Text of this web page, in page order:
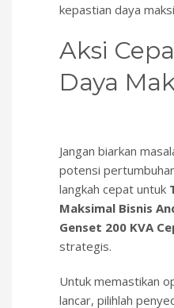
kepastian daya
Aksi
Daya
Jangan biarkan
potensi
langkah cepat untuk
Maksimal Bisnis
Genset 200 KVA
strategis.
Untuk memastikan
lancar, pilihlah